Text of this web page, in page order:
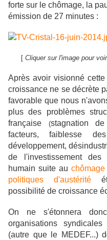
forte sur le chômage, la
émission de 27 minutes :
[ Cliquer sur l'image pour
Après avoir visionné
croissance ne se décrète
favorable que nous
plus des problèmes
française (stagnation
facteurs, faiblesse
développement,
de l'investissement des
humain suite au
politiques d'austérité
possibilité de croissance
On ne s'étonnera
organisations
(autre que le MEDEF...)